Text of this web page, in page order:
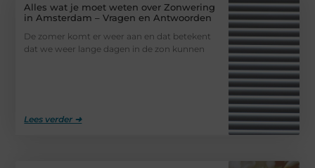
Alles wat je moet weten over Zonwering
in Amsterdam – Vragen en Antwoorden
De zomer komt er weer aan en dat betekent
dat we weer lange dagen in de zon kunnen
Lees verder ➜